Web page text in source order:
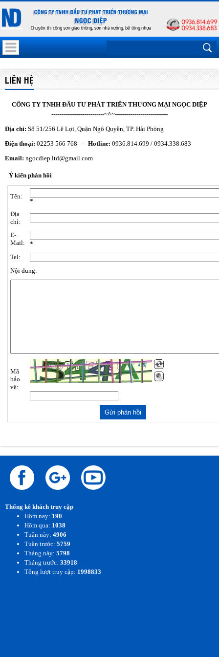
LIÊN HỆ
CÔNG TY TNHH ĐẦU TƯ PHÁT TRIỂN THƯƠNG MẠI NGỌC DIỆP
---------------------------~^~---------------------------
Địa chỉ: Số 51/256 Lê Lợi, Quận Ngô Quyền, TP. Hải Phòng
Điện thoại: 02253 566 768 - Hotline: 0936.814.699 / 0934.338.683
Email: ngocdiep.ltd@gmail.com
Ý kiến phản hồi
Tên:
*
Địa
chỉ:
E-
Mail:
*
Tel:
Nội dung:
Mã
bảo
vệ:
Thống kê khách truy cập
Hôm nay: 190
Hôm qua: 1038
Tuần này: 4906
Tuần trước: 5759
Tháng này: 5798
Tháng trước: 33918
Tổng lượt truy cập: 1998833